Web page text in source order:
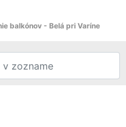
balkónov - Belá pri Varíne